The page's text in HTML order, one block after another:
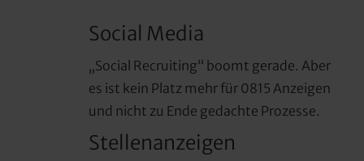
Social Media
„Social Recruiting“ boomt gerade. Aber
es ist kein Platz mehr für 0815 Anzeigen
und nicht zu Ende gedachte Prozesse.
Stellenanzeigen